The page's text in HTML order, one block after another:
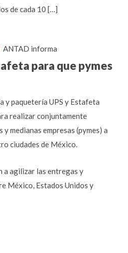
de cada 10 […]
ANTAD informa
para que pymes
y paquetería UPS y Estafeta
realizar conjuntamente
medianas empresas (pymes) a
ciudades de México.
a agilizar las entregas y
México, Estados Unidos y